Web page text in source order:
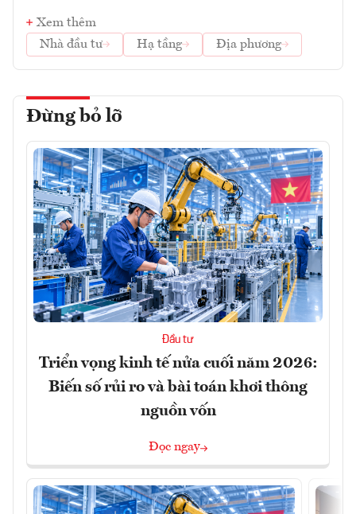
Xem thêm
Nhà đầu tư
Hạ tầng Địa phương
Đừng bỏ lỡ
Đầu tư
Triển vọng kinh tế nửa cuối năm 2026:
Biến số rủi ro và bài toán khơi thông
nguồn vốn
Đọc ngay